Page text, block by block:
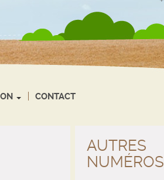
CONTACT
AUTRES
NUMÉROS